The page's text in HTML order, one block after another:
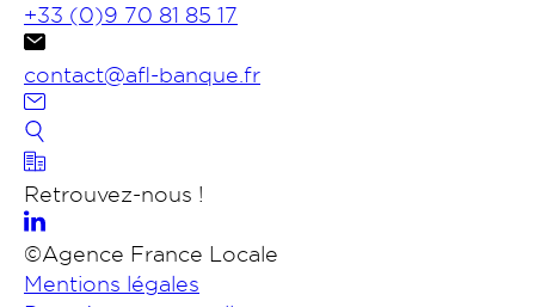
+33 (0)9 70 81 85 17
contact@afl-banque.fr
Retrouvez-nous !
©Agence France Locale
Mentions légales